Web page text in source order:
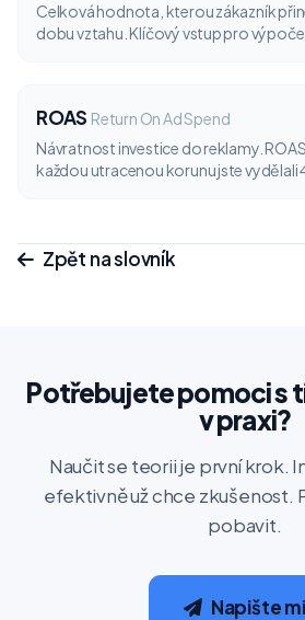
Celková hodnota, kterou zákazník
dobu vztahu. Klíčový vstup pro
ROAS Return On Ad Spend
Návratnost investice do reklamy. ROAS
každou utracenou korunu jste vydělali 4
Zpět na slovník
Potřebujete pomoci s
v praxi?
Naučit se teorii je první krok.
efektivně už chce zkušenost.
pobavit.
Napište mi